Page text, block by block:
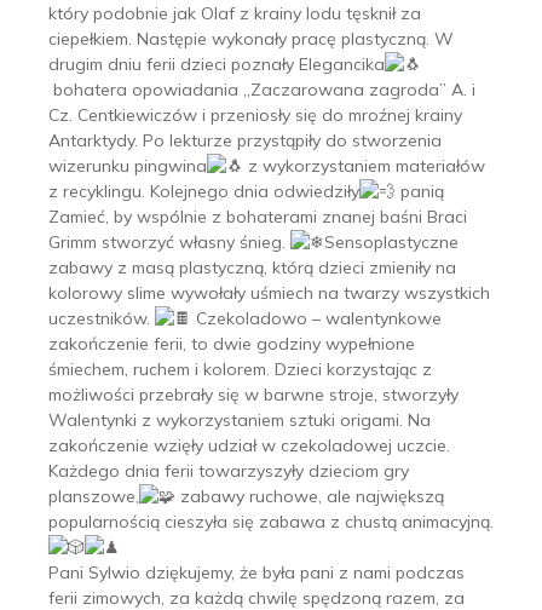
który podobnie jak Olaf z krainy lodu tęsknił za
ciepełkiem. Następie wykonały pracę plastyczną. W
drugim dniu ferii dzieci poznały Elegancika
bohatera opowiadania „Zaczarowana zagroda” A. i
Cz. Centkiewiczów i przeniosły się do mroźnej krainy
Antarktydy. Po lekturze przystąpiły do stworzenia
wizerunku pingwina
z wykorzystaniem materiałów
z recyklingu. Kolejnego dnia odwiedziły
panią
Zamieć, by wspólnie z bohaterami znanej baśni Braci
Grimm stworzyć własny śnieg.
Sensoplastyczne
zabawy z masą plastyczną, którą dzieci zmieniły na
kolorowy slime wywołały uśmiech na twarzy wszystkich
uczestników.
Czekoladowo – walentynkowe
zakończenie ferii, to dwie godziny wypełnione
śmiechem, ruchem i kolorem. Dzieci korzystając z
możliwości przebrały się w barwne stroje, stworzyły
Walentynki z wykorzystaniem sztuki origami. Na
zakończenie wzięły udział w czekoladowej uczcie.
Każdego dnia ferii towarzyszyły dzieciom gry
planszowe,
zabawy ruchowe, ale największą
popularnością cieszyła się zabawa z chustą animacyjną.
Pani Sylwio dziękujemy, że była pani z nami podczas
ferii zimowych, za każdą chwilę spędzoną razem, za